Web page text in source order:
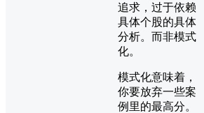
追求，过于依赖
具体个股的具体
分析。而非模式
化。
模式化意味着，
你要放弃一些案
例里的最高分。